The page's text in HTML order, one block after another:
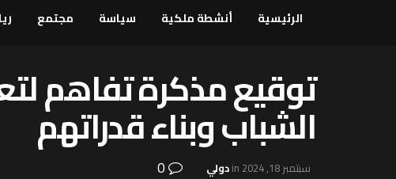
الرئيسية أنشطة ملكية سياسة مجتمع
توقيع مذكرة تفاهم
الشباب وبناء قدراتهم
سبتمبر 18, 2024 inدولي